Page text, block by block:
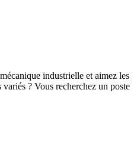
industrielle et aimez les
? Vous recherchez un poste